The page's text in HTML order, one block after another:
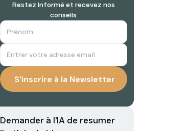
Restez informé et recevez nos
conseils
Demander à l'IA de resumer